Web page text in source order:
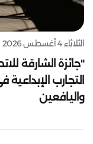
الثلاثاء 4 أغسطس 2026
"جائزة الشارقة
التجارب
واليافعين